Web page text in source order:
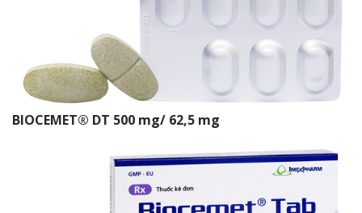
BIOCEMET® DT 500 mg/ 62,5 mg